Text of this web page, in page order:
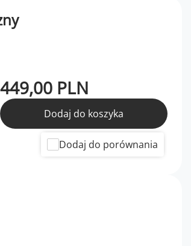
449,00 PLN
Dodaj do koszyka
Dodaj do porównania